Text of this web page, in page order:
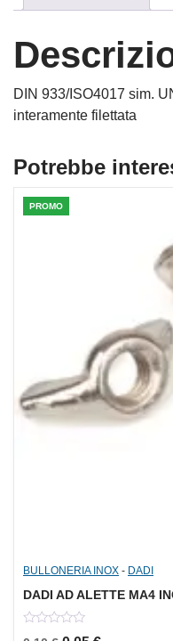
DIN 933/ISO4017 sim.
interamente filettata
Potrebbe
PROMO
BULLONERIA INOX - DADI
DADI AD ALETTE MA4